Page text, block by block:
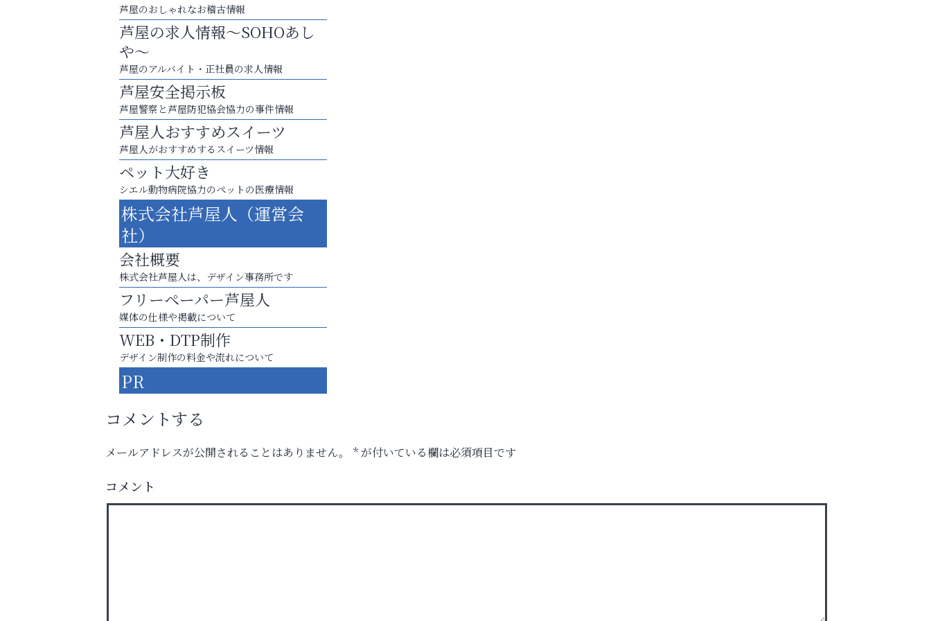
庭のお手入れから遺品整理まで
ちょっとしたお困りごともOK!
いわみ眼科
に知っておきたい子どもの近視対策～
杉塾 芦屋校
芦屋のおしゃれなお稽古情報
芦屋の求人情報～SOHOあし
や～
芦屋のアルバイト・正社員の求人情報
芦屋安全掲示板
芦屋警察と芦屋防犯協会協力の事件情報
芦屋人おすすめスイーツ
芦屋人がおすすめするスイーツ情報
ペット大好き
シエル動物病院協力のペットの医療情報
株式会社芦屋人（運営会
社）
会社概要
株式会社芦屋人は、デザイン事務所です
フリーペーパー芦屋人
媒体の仕様や掲載について
WEB・DTP制作
デザイン制作の料金や流れについて
PR
コメントする
メールアドレスが公開されることはありません。 *が付いている欄は必須項目です
コメント